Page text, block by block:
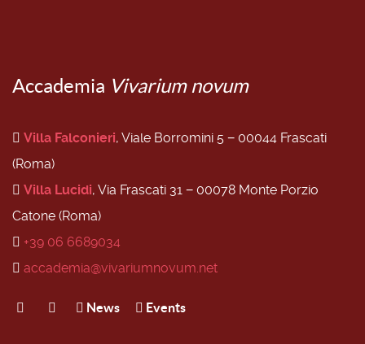
Accademia Vivarium novum
Villa Falconieri, Viale Borromini 5 − 00044 Frascati
(Roma)
Villa Lucidi, Via Frascati 31 − 00078 Monte Porzio
Catone (Roma)
+39 06 6689034
accademia@vivariumnovum.net
News Events